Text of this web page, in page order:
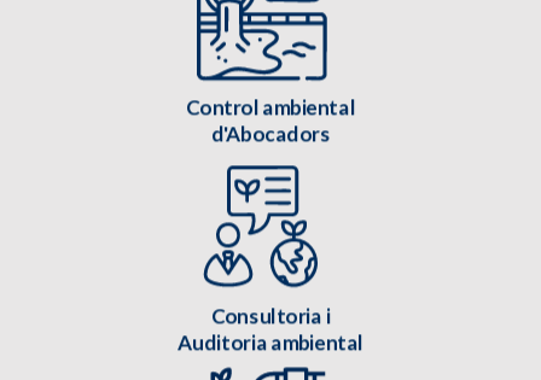
Control ambiental
d'Abocadors
Consultoria i
Auditoria ambiental